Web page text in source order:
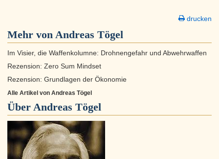
drucken
Mehr von Andreas Tögel
Im Visier, die Waffenkolumne: Drohnengefahr und Abwehrwaffen
Rezension: Zero Sum Mindset
Rezension: Grundlagen der Ökonomie
Alle Artikel von Andreas Tögel
Über Andreas Tögel